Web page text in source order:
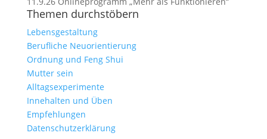
Themen durchstöbern
Lebensgestaltung
Berufliche Neuorientierung
Ordnung und Feng Shui
Mutter sein
Alltagsexperimente
Innehalten und Üben
Empfehlungen
Datenschutzerklärung